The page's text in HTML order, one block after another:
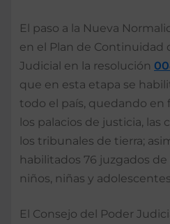
El paso a la Nueva
en el Plan de Continuidad
Judicial en la resolución
que en esta etapa se
todo el país, quedando
los palacios de justicia, las
los tribunales de tierra;
habilitados 76 juzgados de
niños, niñas y
El Consejo del Poder